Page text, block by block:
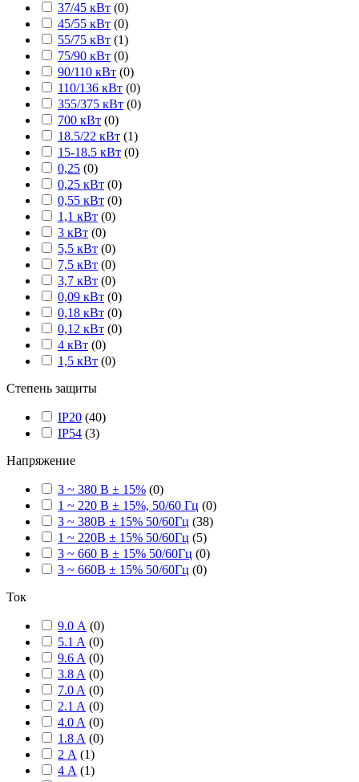
37/45 кВт (0)
45/55 кВт (0)
55/75 кВт (1)
75/90 кВт (0)
90/110 кВт (0)
110/136 кВт (0)
355/375 кВт (0)
700 кВт (0)
18.5/22 кВт (1)
15-18.5 кВт (0)
0,25 (0)
0,25 кВт (0)
0,55 кВт (0)
1,1 кВт (0)
3 кВт (0)
5,5 кВт (0)
7,5 кВт (0)
3,7 кВт (0)
0,09 кВт (0)
0,18 кВт (0)
0,12 кВт (0)
4 кВт (0)
1,5 кВт (0)
Степень защиты
IP20 (40)
IP54 (3)
Напряжение
3 ~ 380 В ± 15% (0)
1 ~ 220 В ± 15%, 50/60 Гц (0)
3 ~ 380В ± 15% 50/60Гц (38)
1 ~ 220В ± 15% 50/60Гц (5)
3 ~ 660 В ± 15% 50/60Гц (0)
3 ~ 660В ± 15% 50/60Гц (0)
Ток
9.0 А (0)
5.1 A (0)
9.6 A (0)
3.8 A (0)
7.0 A (0)
2.1 A (0)
4.0 A (0)
1.8 A (0)
2 А (1)
4 А (1)